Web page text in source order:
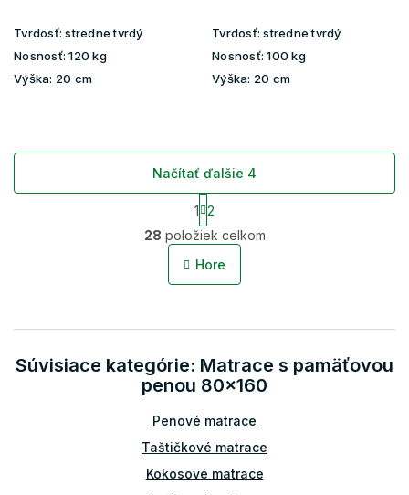
Tvrdosť: stredne tvrdý
Nosnosť: 120 kg
Výška: 20 cm
Tvrdosť: stredne tvrdý
Nosnosť: 100 kg
Výška: 20 cm
O
v
l
c
e
p
v
y
v
ý
Načítať ďalšie 4
S
t
r
á
n
a
i
e
1 2
28 položiek celkom
Hore
Súvisiace kategórie: Matrace s pamäťovou
penou 80x160
Penové matrace
Taštičkové matrace
Kokosové matrace